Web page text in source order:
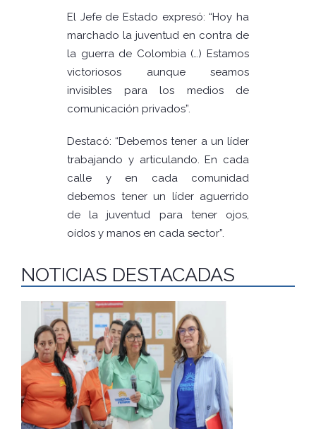
El Jefe de Estado expresó: “Hoy ha
marchado la juventud en contra de
la guerra de Colombia (…) Estamos
victoriosos aunque seamos
invisibles para los medios de
comunicación privados”.
Destacó: “Debemos tener a un líder
trabajando y articulando. En cada
calle y en cada comunidad
debemos tener un líder aguerrido
de la juventud para tener ojos,
oídos y manos en cada sector”.
NOTICIAS DESTACADAS